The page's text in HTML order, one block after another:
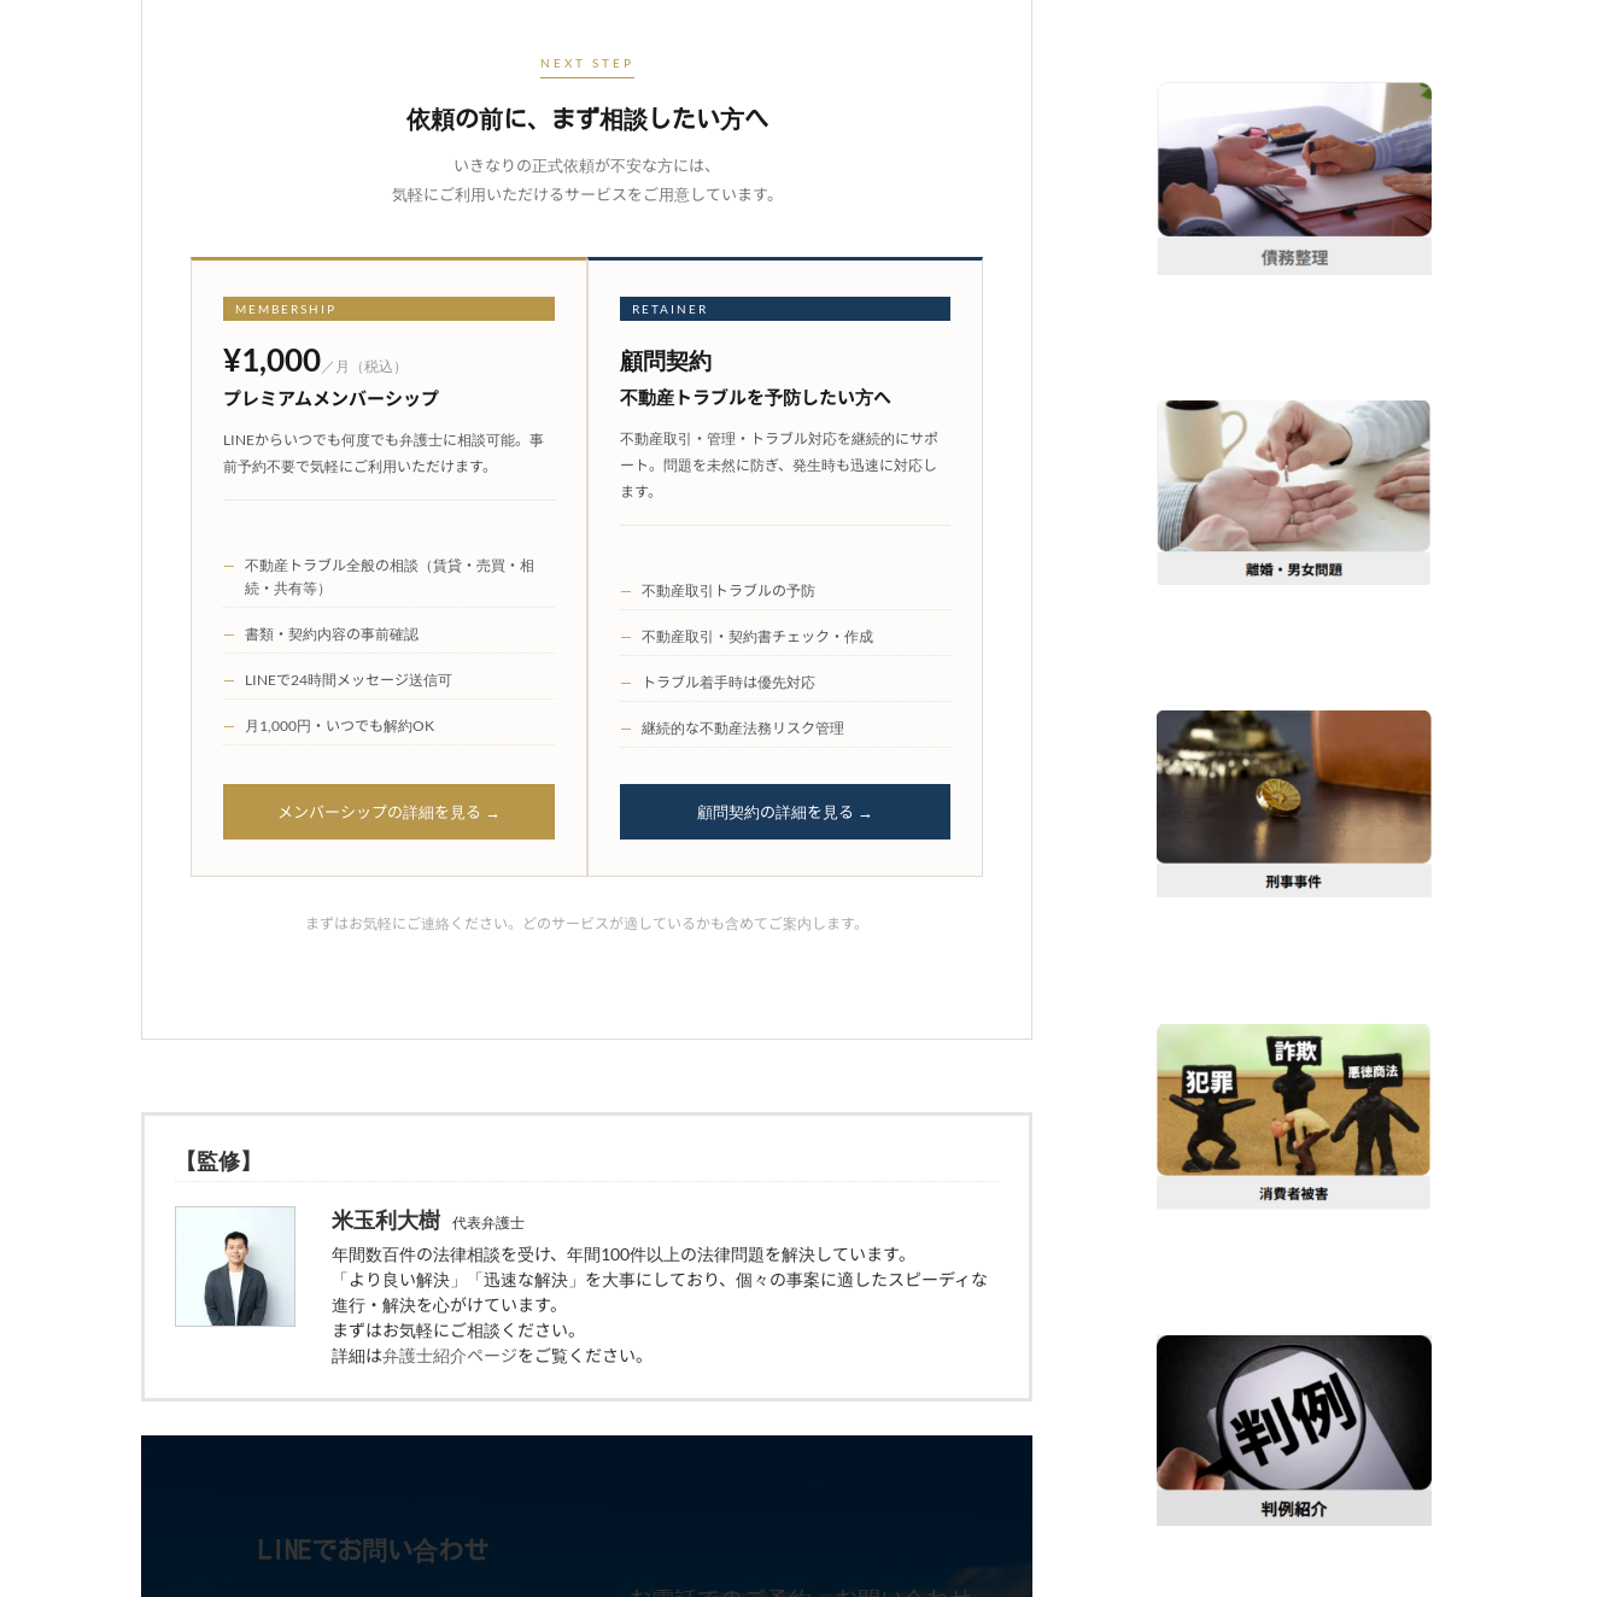
NEXT STEP
依頼の前に、まず相談したい方へ
いきなりの正式依頼が不安な方には、
気軽にご利用いただけるサービスをご用意しています。
MEMBERSHIP
¥1,000 ／月（税込）
プレミアムメンバーシップ
LINEからいつでも何度でも弁護士に相談可能。事
前予約不要で気軽にご利用いただけます。
— 不動産トラブル全般の相談（賃貸・売買・相
続・共有等）
— 書類・契約内容の事前確認
— LINEで24時間メッセージ送信可
— 月1,000円・いつでも解約OK
メンバーシップの詳細を見る →
RETAINER
顧問契約
不動産トラブルを予防したい方へ
不動産取引・管理・トラブル対応を継続的にサポ
ート。問題を未然に防ぎ、発生時も迅速に対応し
ます。
— 不動産取引トラブルの予防
— 不動産取引・契約書チェック・作成
— トラブル着手時は優先対応
— 継続的な不動産法務リスク管理
顧問契約の詳細を見る →
まずはお気軽にご連絡ください。どのサービスが適しているかも含めてご案内します。
【監修】
米玉利大樹 代表弁護士
年間数百件の法律相談を受け、年間100件以上の法律問題を解決しています。
「より良い解決」「迅速な解決」を大事にしており、個々の事案に適したスピーディな
進行・解決を心がけています。
まずはお気軽にご相談ください。
詳細は弁護士紹介ページをご覧ください。
LINEでお問い合わせ